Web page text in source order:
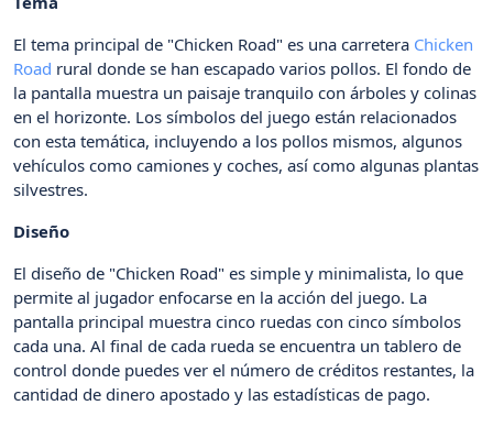
El tema principal de "Chicken Road" es una carretera Chicken
Road rural donde se han escapado varios pollos. El fondo de
la pantalla muestra un paisaje tranquilo con árboles y colinas
en el horizonte. Los símbolos del juego están relacionados
con esta temática, incluyendo a los pollos mismos, algunos
vehículos como camiones y coches, así como algunas plantas
silvestres.
Diseño
El diseño de "Chicken Road" es simple y minimalista, lo que
permite al jugador enfocarse en la acción del juego. La
pantalla principal muestra cinco ruedas con cinco símbolos
cada una. Al final de cada rueda se encuentra un tablero de
control donde puedes ver el número de créditos restantes, la
cantidad de dinero apostado y las estadísticas de pago.